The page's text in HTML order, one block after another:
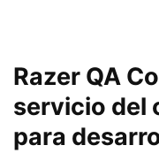
Razer QA
servicio del
para